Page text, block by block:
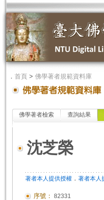
． 首頁> 佛學著者規範資料庫
佛學著者檢索 查詢結果
沈芝榮
著者本人提供授權． 著者本人
序號： 82331